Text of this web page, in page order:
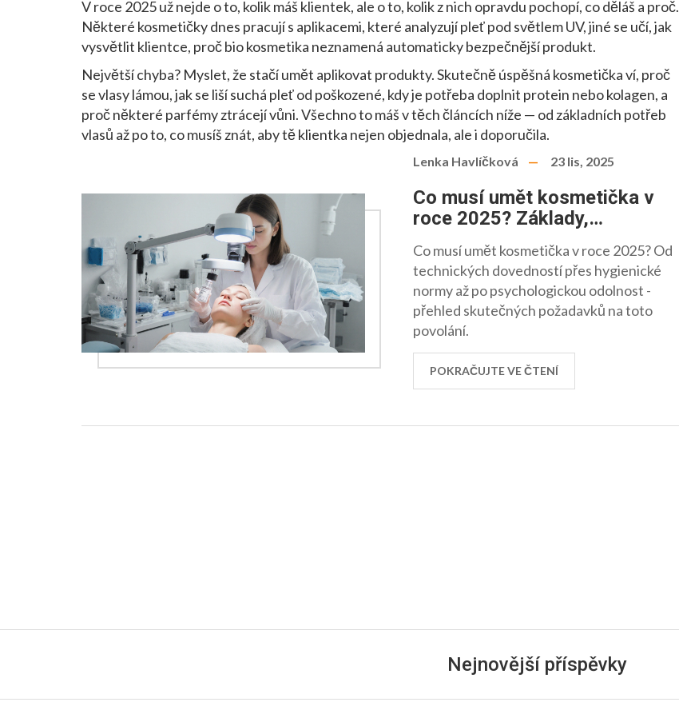
V roce 2025 už nejde o to, kolik máš klientek, ale o to, kolik z nich opravdu pochopí, co děláš a proč.
Některé kosmetičky dnes pracují s aplikacemi, které analyzují pleť pod světlem UV, jiné se učí, jak
vysvětlit klientce, proč bio kosmetika neznamená automaticky bezpečnější produkt.
Největší chyba? Myslet, že stačí umět aplikovat produkty. Skutečně úspěšná kosmetička ví, proč
se vlasy lámou, jak se liší suchá pleť od poškozené, kdy je potřeba doplnit protein nebo kolagen, a
proč některé parfémy ztrácejí vůni. Všechno to máš v těch článcích níže — od základních potřeb
vlasů až po to, co musíš znát, aby tě klientka nejen objednala, ale i doporučila.
Lenka Havlíčková 23 lis, 2025
Co musí umět kosmetička v
roce 2025? Základy,
dovednosti a povinnosti
Co musí umět kosmetička v roce 2025? Od
technických dovedností přes hygienické
normy až po psychologickou odolnost -
přehled skutečných požadavků na toto
povolání.
POKRAČUJTE VE ČTENÍ
Nejnovější příspěvky